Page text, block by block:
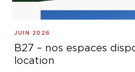
JUIN 2026
B27 – nos espaces
location